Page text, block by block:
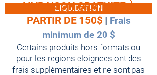
LIQUIDATION
LIVRAISON GRATUITE À
PARTIR DE 150$ | Frais
minimum de 20 $
Certains produits hors formats ou
pour les régions éloignées ont des
frais supplémentaires et ne sont pas